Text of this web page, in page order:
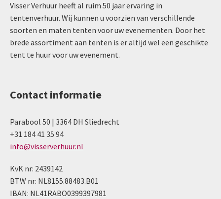
Visser Verhuur heeft al ruim 50 jaar ervaring in
tentenverhuur. Wij kunnen u voorzien van verschillende
soorten en maten tenten voor uw evenementen. Door het
brede assortiment aan tenten is er altijd wel een geschikte
tent te huur voor uw evenement.
Contact informatie
Parabool 50 | 3364 DH Sliedrecht
+31 184 41 35 94
info@visserverhuur.nl
KvK nr: 2439142
BTW nr: NL8155.88483.B01
IBAN: NL41RABO0399397981